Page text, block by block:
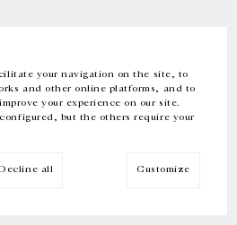
your navigation on the site, to
and other online platforms, and to
your experience on our site.
but the others require your
all Customize
Instagram